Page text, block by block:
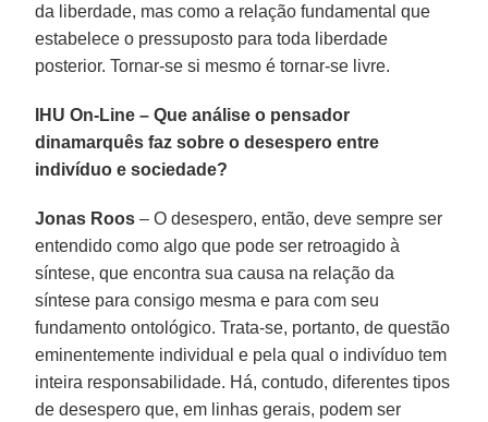
da liberdade, mas como a relação fundamental que
estabelece o pressuposto para toda liberdade
posterior. Tornar-se si mesmo é tornar-se livre.
IHU On-Line – Que análise o pensador
dinamarquês faz sobre o desespero entre
indivíduo e sociedade?
Jonas Roos – O desespero, então, deve sempre ser
entendido como algo que pode ser retroagido à
síntese, que encontra sua causa na relação da
síntese para consigo mesma e para com seu
fundamento ontológico. Trata-se, portanto, de questão
eminentemente individual e pela qual o indivíduo tem
inteira responsabilidade. Há, contudo, diferentes tipos
de desespero que, em linhas gerais, podem ser